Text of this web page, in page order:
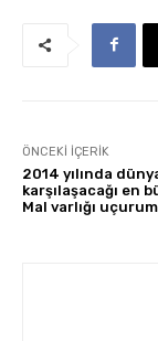
ÖNCEKI İÇERIK
2014 yılında
karşılaşacağı en
Mal varlığı